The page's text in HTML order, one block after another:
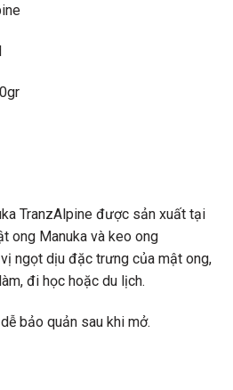
TranzAlpine được sản xuất tại
ong Manuka và keo ong
ngọt dịu đặc trưng của mật ong,
đi học hoặc du lịch.
bảo quản sau khi mở.